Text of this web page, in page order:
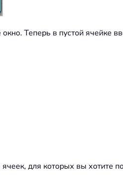
Теперь в пустой ячейке
для которых вы хотите